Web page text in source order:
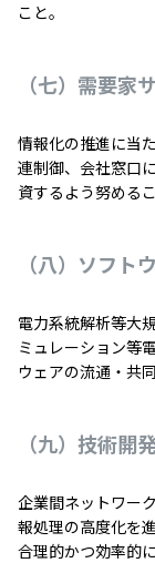
こと。
（七）需要家
情報化の推進に当
連制御、会社窓口
資するよう努めるこ
（八）ソフト
電力系統解析等大
ミュレーション等
ウェアの流通・共
（九）技術開発
企業間ネットワー
報処理の高度化を
合理的かつ効率的